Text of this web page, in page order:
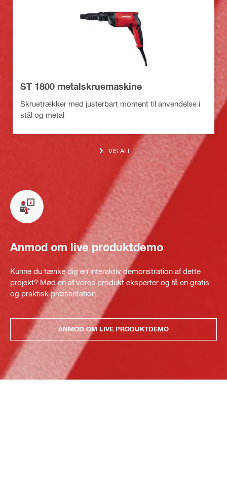
ST 1800 metalskruemaskine
Skruetrækker med justerbart moment til anvendelse i
stål og metal
VIS ALT
Anmod om live produktdemo
Kunne du tænke dig en interaktiv demonstration af dette
projekt? Mød en af vores produkt eksperter og få en gratis
og praktisk præsentation.
ANMOD OM LIVE PRODUKTDEMO